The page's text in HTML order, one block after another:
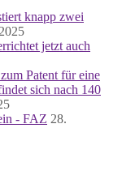
knapp zwei
jetzt auch
Patent für eine
sich nach 140
- FAZ 28.